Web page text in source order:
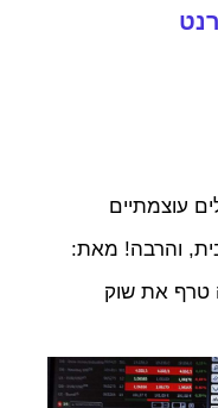
עוצמתיים
והרבה! מאת:
טרף את שוק